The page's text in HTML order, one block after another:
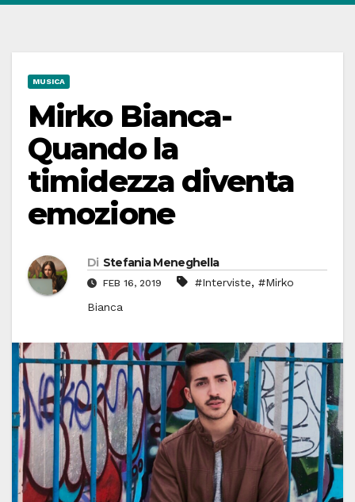
MUSICA
Mirko Bianca-
Quando la
timidezza diventa
emozione
Di Stefania Meneghella
FEB 16, 2019 #Interviste, #Mirko
Bianca